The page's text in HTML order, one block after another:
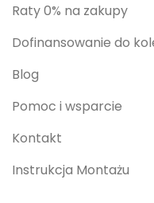
Raty 0% na zakupy
Dofinansowanie do
Blog
Pomoc i wsparcie
Kontakt
Instrukcja Montażu